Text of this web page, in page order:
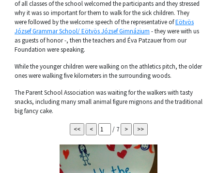
of all classes of the school welcomed the participants and they stressed
why it was so important for them to walk for the sick children. They
were followed by the welcome speech of the representative ofEötvös
József Grammar School/ Eötvös József Gimnázium - they were with us
as guests of honor -, then the teachers and Éva Patzauer from our
Foundation were speaking.
While the younger children were walking on the athletics pitch, the older
ones were walking five kilometers in the surrounding woods.
The Parent School Association was waiting for the walkers with tasty
snacks, including many small animal figure mignons and the traditional
big fancy cake.
/ 7